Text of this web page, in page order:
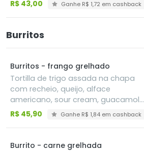
R$ 43,00 Ganhe R$ 1,72 em cashback
Burritos
Burritos - frango grelhado
Tortilla de trigo assada na chapa
com recheio, queijo, alface
americano, sour cream, guacamole
e feijão refrito
R$ 45,90 Ganhe R$ 1,84 em cashback
Burrito - carne grelhada